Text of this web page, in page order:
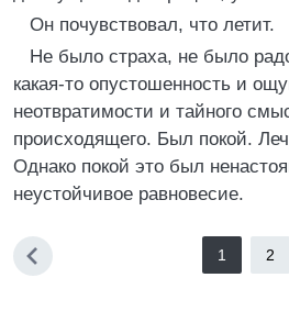
Он почувствовал, что летит.
Не было страха, не было
какая-то опустошенность и
неотвратимости и тайного
происходящего. Был покой.
Однако покой это был
неустойчивое равновесие.
1 2